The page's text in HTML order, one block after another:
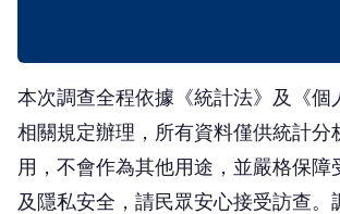
本次調查全程依據《統計法》及《個
相關規定辦理，所有資料僅供統計分
用，不會作為其他用途，並嚴格保障
及隱私安全，請民眾安心接受訪查。